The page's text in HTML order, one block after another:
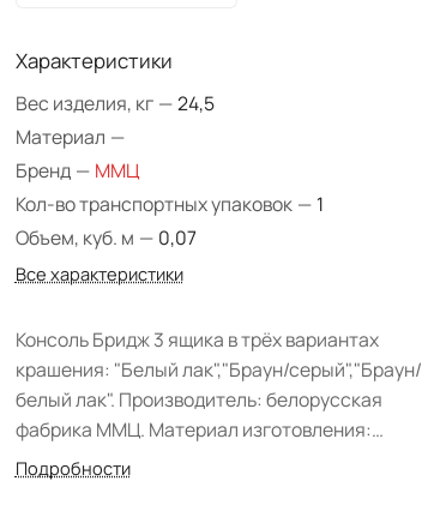
Характеристики
Вес изделия, кг —24,5
Материал —
Бренд — ММЦ
Кол-во транспортных упаковок — 1
Объем, куб. м — 0,07
Все характеристики
Консоль Бридж 3 ящика в трёх вариантах
крашения: "Белый лак","Браун/серый","Браун/
белый лак". Производитель: белорусская
фабрика ММЦ. Материал изготовления:
массив сосны. Вид поставки: В разобранном
Подробности